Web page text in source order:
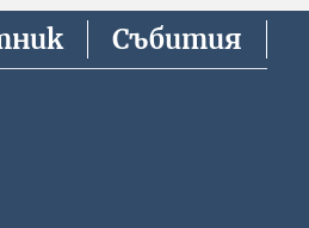
Събития